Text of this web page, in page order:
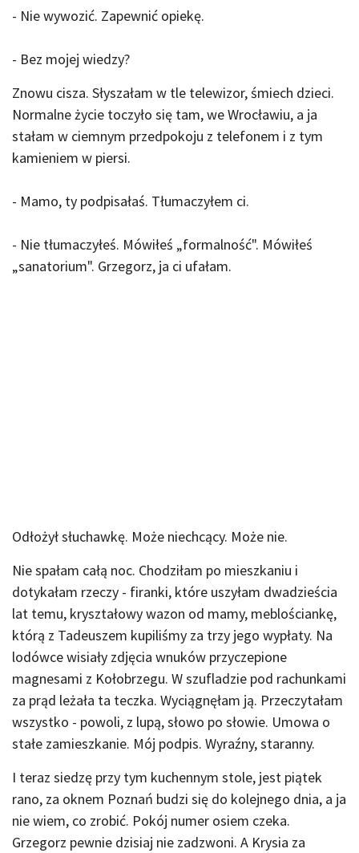
- Nie wywozić. Zapewnić opiekę.
- Bez mojej wiedzy?
Znowu cisza. Słyszałam w tle telewizor, śmiech dzieci.
Normalne życie toczyło się tam, we Wrocławiu, a ja
stałam w ciemnym przedpokoju z telefonem i z tym
kamieniem w piersi.
- Mamo, ty podpisałaś. Tłumaczyłem ci.
- Nie tłumaczyłeś. Mówiłeś „formalność". Mówiłeś
„sanatorium". Grzegorz, ja ci ufałam.
Odłożył słuchawkę. Może niechcący. Może nie.
Nie spałam całą noc. Chodziłam po mieszkaniu i
dotykałam rzeczy - firanki, które uszyłam dwadzieścia
lat temu, kryształowy wazon od mamy, meblościankę,
którą z Tadeuszem kupiliśmy za trzy jego wypłaty. Na
lodówce wisiały zdjęcia wnuków przyczepione
magnesami z Kołobrzegu. W szufladzie pod rachunkami
za prąd leżała ta teczka. Wyciągnęłam ją. Przeczytałam
wszystko - powoli, z lupą, słowo po słowie. Umowa o
stałe zamieszkanie. Mój podpis. Wyraźny, staranny.
I teraz siedzę przy tym kuchennym stole, jest piątek
rano, za oknem Poznań budzi się do kolejnego dnia, a ja
nie wiem, co zrobić. Pokój numer osiem czeka.
Grzegorz pewnie dzisiaj nie zadzwoni. A Krysia za